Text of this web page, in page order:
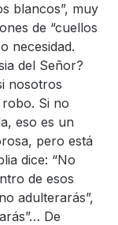
blancos”, muy
de “cuellos
necesidad.
del Señor?
nosotros
Si no
eso es un
pero está
dice: “No
de esos
adulterarás”,
De